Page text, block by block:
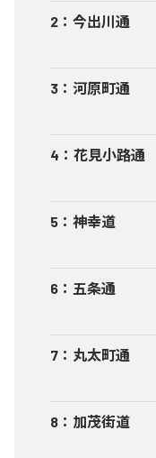
2 ： 今出川通
3 ： 河原町通
4 ： 花見小路通
5 ： 神幸道
6 ： 五条通
7 ： 丸太町通
8 ： 加茂街道